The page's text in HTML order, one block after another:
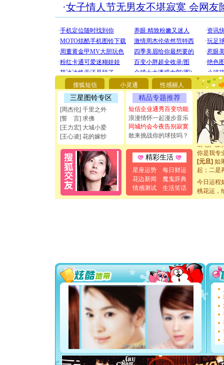
·女子情人节无男友不堪寂寞 会网友
搜狐短信 小灵通 性感丽人
三星图铃专区
[周杰伦] 千里之外
[誓 言] 求佛
[王力宏] 大城小爱
[王心凌] 花的嫁纱
精品专题推荐
短信企业通秀百变功能
浪漫情怀一起漫步音乐
同城约会今夜告别寂寞
敢来挑战你的球技吗？
精彩生活
星座运势
每日财运
花边新闻
魔鬼辞典
情感测试
生活笑话
[圣诞节]
你太多
要平安！
[圣诞节]
能正大光
都要快乐
[圣诞节]
如意,快
[元旦]看
断电。爱
你是我专
[元旦]如
起；二是
离。水晶
[元旦]当
泣，这痛
卖了。水
你太多，
要平安
[圣诞节]
能正大
都要快乐
[圣诞节]
如意,快
[元旦]
断电。
你是我
[元旦]如
起；二是
今日运程
桃花运，